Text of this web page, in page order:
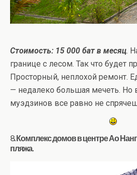
Стоимость: 15 000 бат в месяц.
границе с лесом. Так что будет
Просторный, неплохой ремонт.
— недалеко большая мечеть. Но
муэдзинов все равно не
8. Комплекс домов в центре Ао
пляжа.